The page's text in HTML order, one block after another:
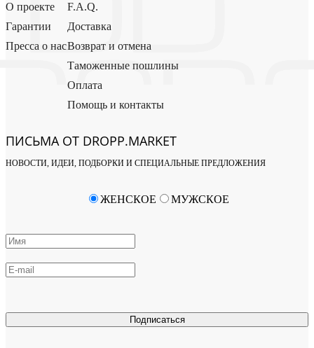
О проекте
Гарантии
Пресса о нас
F.A.Q.
Доставка
Возврат и отмена
Таможенные пошлины
Оплата
Помощь и контакты
ПИСЬМА ОТ DROPP.MARKET
НОВОСТИ, ИДЕИ, ПОДБОРКИ И СПЕЦИАЛЬНЫЕ ПРЕДЛОЖЕНИЯ
Подписаться
ЖЕНСКОЕ МУЖСКОЕ